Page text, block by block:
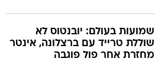
שמועות בעולם: יובנטוס לא
שוללת טרייד עם ברצלונה, אינטר
מחזרת אחר פול פוגבה